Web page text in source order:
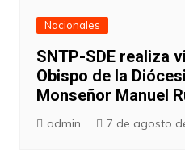
Nacionales
SNTP-SDE realiza
Obispo de la
Monseñor Manuel
admin 7 de agosto